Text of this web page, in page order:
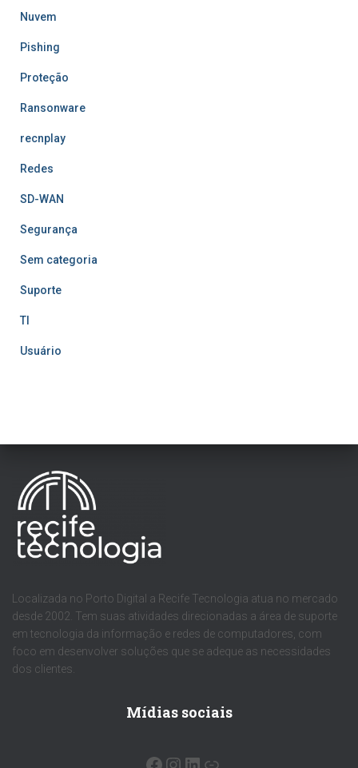
Nuvem
Pishing
Proteção
Ransonware
recnplay
Redes
SD-WAN
Segurança
Sem categoria
Suporte
TI
Usuário
Localizada no Porto Digital a Recife Tecnologia atua no mercado
desde 2002. Tem suas atividades direcionadas a área de suporte
em tecnologia da informação e redes de computadores, com
foco em desenvolver soluções que se adeque as necessidades
dos clientes.
Mídias sociais